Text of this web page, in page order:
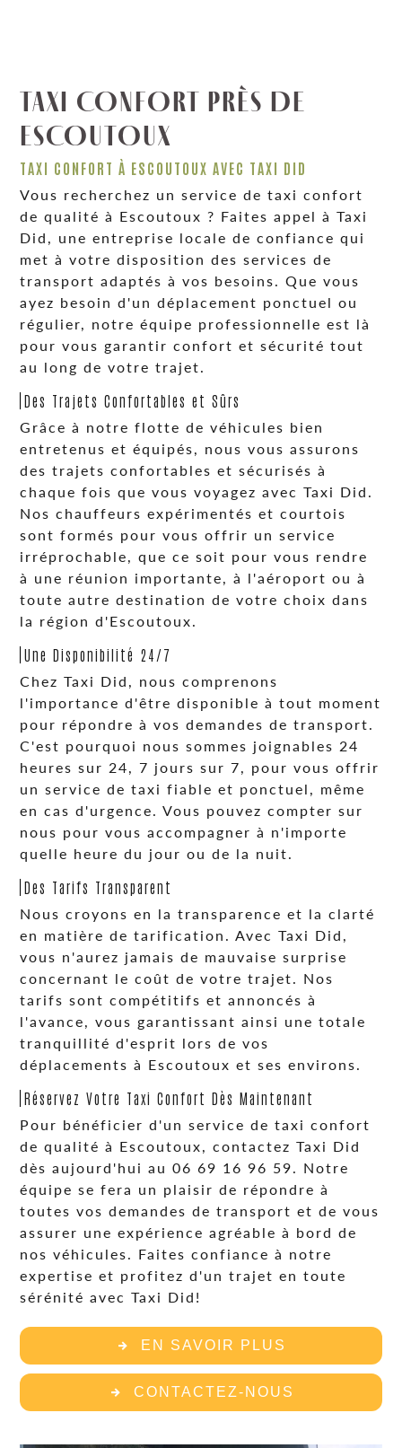
TAXI CONFORT PRÈS DE
ESCOUTOUX
TAXI CONFORT À ESCOUTOUX AVEC TAXI DID
Vous recherchez un service de taxi confort
de qualité à Escoutoux ? Faites appel à Taxi
Did, une entreprise locale de confiance qui
met à votre disposition des services de
transport adaptés à vos besoins. Que vous
ayez besoin d'un déplacement ponctuel ou
régulier, notre équipe professionnelle est là
pour vous garantir confort et sécurité tout
au long de votre trajet.
Des Trajets Confortables et Sûrs
Grâce à notre flotte de véhicules bien
entretenus et équipés, nous vous assurons
des trajets confortables et sécurisés à
chaque fois que vous voyagez avec Taxi Did.
Nos chauffeurs expérimentés et courtois
sont formés pour vous offrir un service
irréprochable, que ce soit pour vous rendre
à une réunion importante, à l'aéroport ou à
toute autre destination de votre choix dans
la région d'Escoutoux.
Une Disponibilité 24/7
Chez Taxi Did, nous comprenons
l'importance d'être disponible à tout moment
pour répondre à vos demandes de transport.
C'est pourquoi nous sommes joignables 24
heures sur 24, 7 jours sur 7, pour vous offrir
un service de taxi fiable et ponctuel, même
en cas d'urgence. Vous pouvez compter sur
nous pour vous accompagner à n'importe
quelle heure du jour ou de la nuit.
Des Tarifs Transparent
Nous croyons en la transparence et la clarté
en matière de tarification. Avec Taxi Did,
vous n'aurez jamais de mauvaise surprise
concernant le coût de votre trajet. Nos
tarifs sont compétitifs et annoncés à
l'avance, vous garantissant ainsi une totale
tranquillité d'esprit lors de vos
déplacements à Escoutoux et ses environs.
Réservez Votre Taxi Confort Dès Maintenant
Pour bénéficier d'un service de taxi confort
de qualité à Escoutoux, contactez Taxi Did
dès aujourd'hui au 06 69 16 96 59. Notre
équipe se fera un plaisir de répondre à
toutes vos demandes de transport et de vous
assurer une expérience agréable à bord de
nos véhicules. Faites confiance à notre
expertise et profitez d'un trajet en toute
sérénité avec Taxi Did!
EN SAVOIR PLUS
CONTACTEZ-NOUS